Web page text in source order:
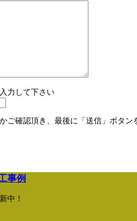
力して下さい
ご確認頂き、最後に「送信」ボタ
事例
中！